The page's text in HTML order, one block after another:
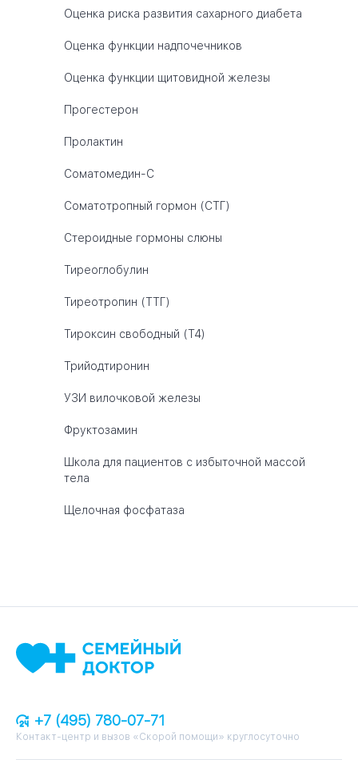
Оценка риска развития сахарного диабета
Оценка функции надпочечников
Оценка функции щитовидной железы
Прогестерон
Пролактин
Соматомедин-С
Соматотропный гормон (СТГ)
Стероидные гормоны слюны
Тиреоглобулин
Тиреотропин (ТТГ)
Тироксин свободный (Т4)
Трийодтиронин
УЗИ вилочковой железы
Фруктозамин
Школа для пациентов с избыточной массой
тела
Щелочная фосфатаза
+7 (495) 780-07-71
Контакт-центр и вызов «Скорой помощи» круглосуточно